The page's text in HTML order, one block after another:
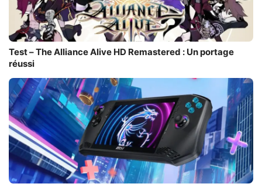
Test – The Alliance Alive HD Remastered : Un portage
réussi